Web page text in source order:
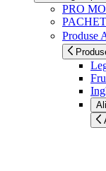
PRO
Produse